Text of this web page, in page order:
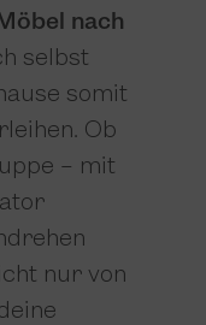
Möbel nach
selbst
somit
Ob
– mit
nur von